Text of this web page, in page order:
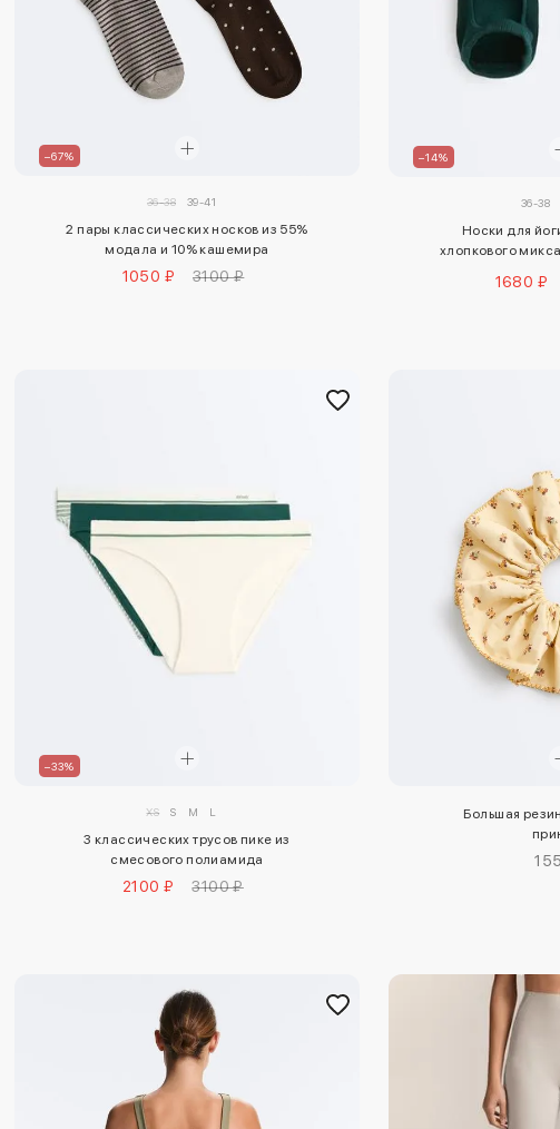
–67%
36-38 39-41
2 пары классических носков из 55%
модала и 10% кашемира
1050 ₽ 3100 ₽
–14%
36-38
Носки для
хлопкового
1680 ₽
–33%
XS S M L
3 классических трусов пике из
смесового полиамида
2100 ₽ 3100 ₽
Большая